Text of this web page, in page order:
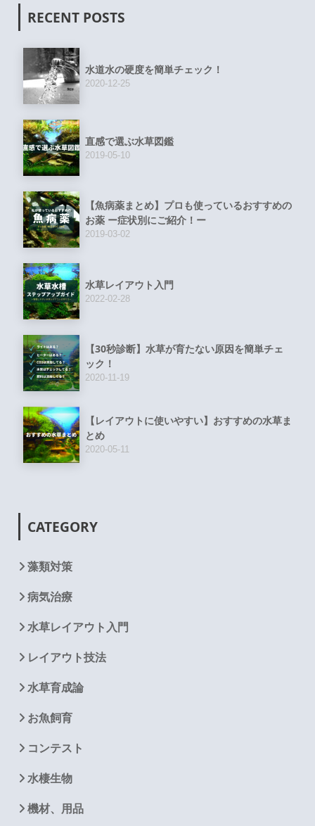
RECENT POSTS
水道水の硬度を簡単チェック！
2020-12-25
直感で選ぶ水草図鑑
2019-05-10
【魚病薬まとめ】プロも使っているおすすめの
お薬 ー症状別にご紹介！ー
2019-03-02
水草レイアウト入門
2022-02-28
【30秒診断】水草が育たない原因を簡単チェ
ック！
2020-11-19
【レイアウトに使いやすい】おすすめの水草ま
とめ
2020-05-11
CATEGORY
藻類対策
病気治療
水草レイアウト入門
レイアウト技法
水草育成論
お魚飼育
コンテスト
水棲生物
機材、用品